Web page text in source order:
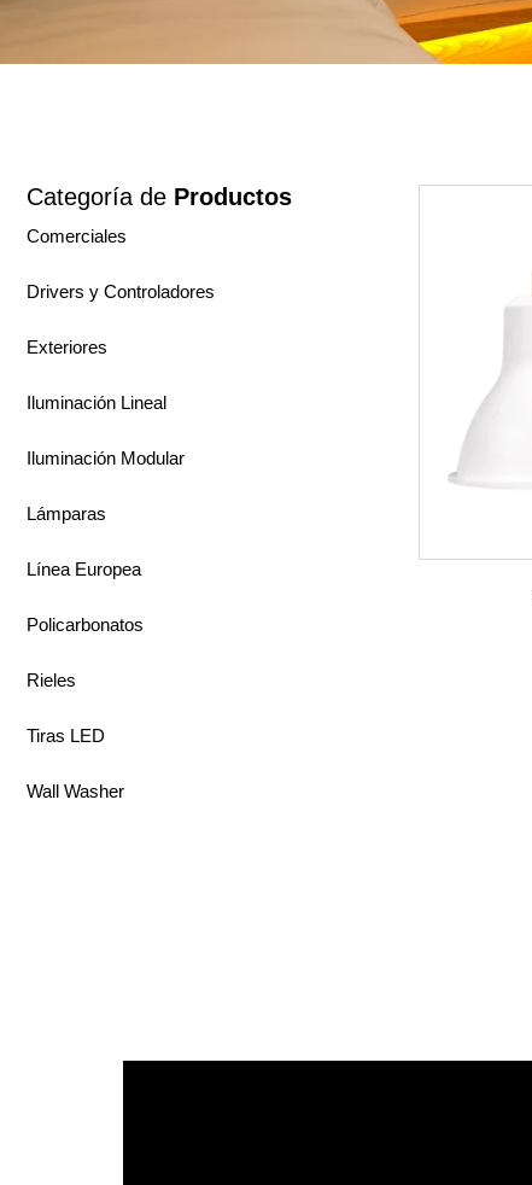
Categoría de Productos
Comerciales
Drivers y Controladores
Exteriores
Iluminación Lineal
Iluminación Modular
Lámparas
Línea Europea
Policarbonatos
Rieles
Tiras LED
Wall Washer